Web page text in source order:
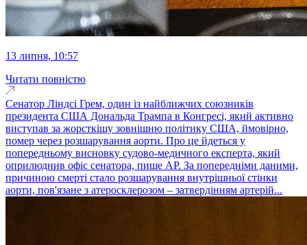
13 липня, 10:57
Читати повністю
Сенатор Ліндсі Грем, один із найближчих союзників
президента США Дональда Трампа в Конгресі, який активно
виступав за жорсткішу зовнішню політику США, ймовірно,
помер через розшарування аорти. Про це йдеться у
попередньому висновку судово-медичного експерта, який
оприлюднив офіс сенатора, пише AP. За попередніми даними,
причиною смерті стало розшарування внутрішньої стінки
аорти, пов'язане з атеросклерозом – затвердінням артерій...